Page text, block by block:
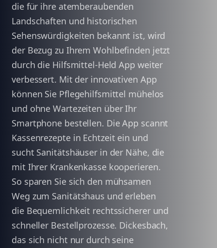
die für ihre atemberaubenden
Landschaften und historischen
Sehenswürdigkeiten bekannt ist, wird
der Bezug zu Ihrem Wohlbefinden jetzt
durch die Hilfsmittel-Held App weiter
verbessert. Mit der innovativen App
können Sie Pflegehilfsmittel mühelos
und ohne Wartezeiten über Ihr
Smartphone bestellen. Die App scannt
Kassenrezepte in Echtzeit ein und
sucht Sanitätshäuser in der Nähe, die
mit Ihrer Krankenkasse kooperieren.
So sparen Sie sich den mühsamen
Weg zum Sanitätshaus und erleben
die Bequemlichkeit rechtssicherer und
schneller Bestellprozesse. Dickesbach,
das sich nicht nur durch seine